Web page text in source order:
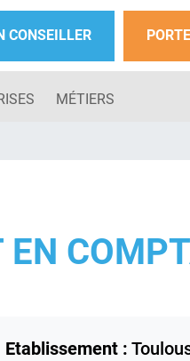
CONSEILLER
MÉTIERS
Etablissement :